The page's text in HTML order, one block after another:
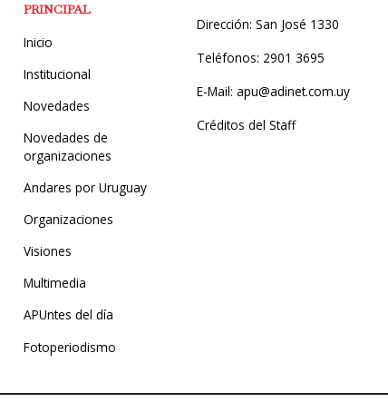
PRINCIPAL
Inicio
Institucional
Novedades
Novedades de
organizaciones
Andares por Uruguay
Organizaciones
Visiones
Multimedia
APUntes del día
Fotoperiodismo
Dirección: San José 1330
Teléfonos: 2901 3695
E-Mail: apu@adinet.com.uy
Créditos del Staff